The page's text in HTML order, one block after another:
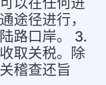
途径进行，
路口岸。 3.
取关税。除
稽查还旨